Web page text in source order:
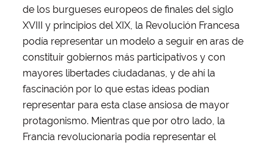
de los burgueses europeos de finales del siglo
XVIII y principios del XIX, la Revolución Francesa
podía representar un modelo a seguir en aras de
constituir gobiernos más participativos y con
mayores libertades ciudadanas, y de ahí la
fascinación por lo que estas ideas podían
representar para esta clase ansiosa de mayor
protagonismo. Mientras que por otro lado, la
Francia revolucionaria podía representar el